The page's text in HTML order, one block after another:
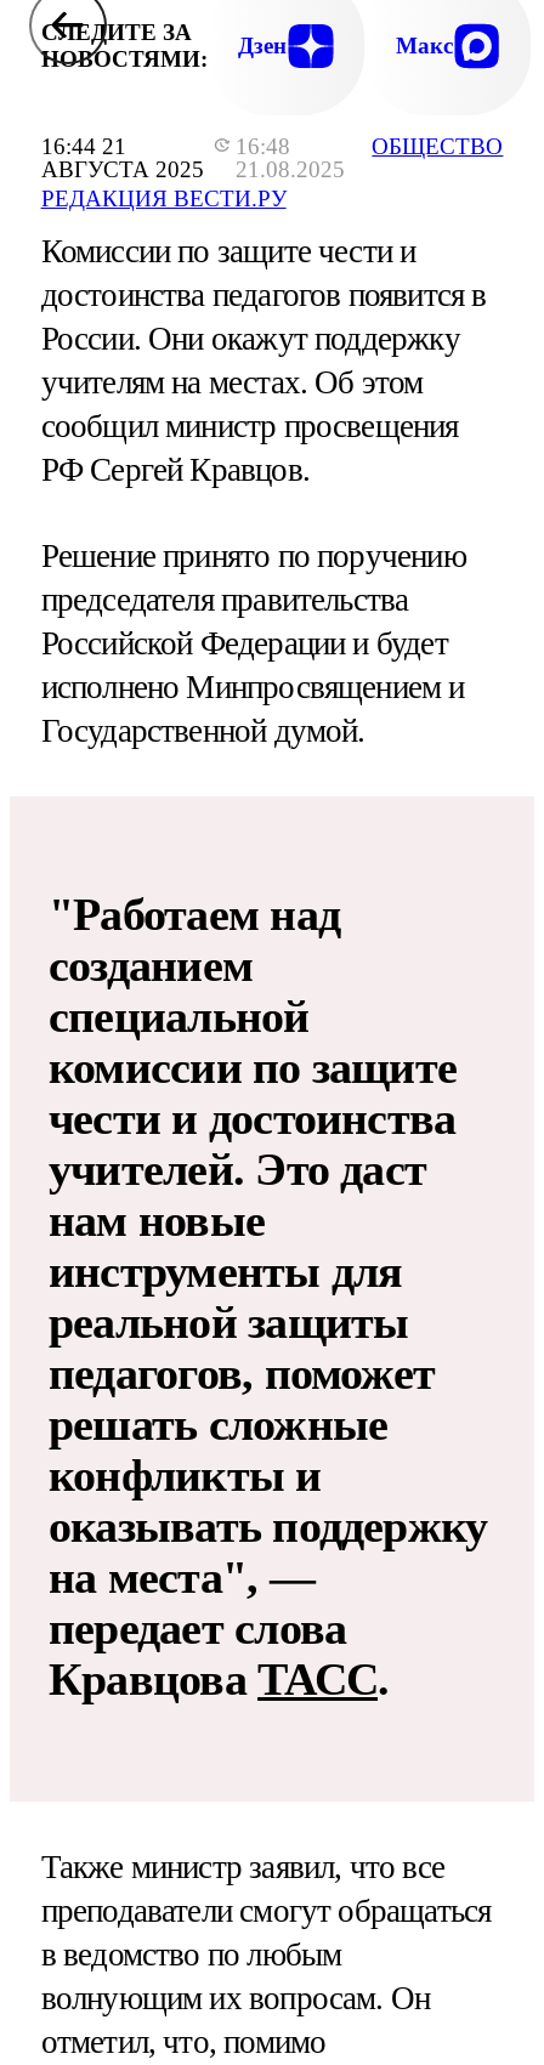
16:44 21
АВГУСТА 2025
16:48
21.08.2025
РЕДАКЦИЯ ВЕСТИ.РУ
ОБЩЕСТВО
СЛЕДИТЕ ЗА
НОВОСТЯМИ:
Дзен Макс
Комиссии по защите чести и
достоинства педагогов появится в
России. Они окажут поддержку
учителям на местах. Об этом
сообщил министр просвещения
РФ Сергей Кравцов.
Решение принято по поручению
председателя правительства
Российской Федерации и будет
исполнено Минпросвящением и
Государственной думой.
"Работаем над
созданием
специальной
комиссии по защите
чести и достоинства
учителей. Это даст
нам новые
инструменты для
реальной защиты
педагогов, поможет
решать сложные
конфликты и
оказывать поддержку
на места", —
передает слова
КравцоваТАСС.
Также министр заявил, что все
преподаватели смогут обращаться
в ведомство по любым
волнующим их вопросам. Он
отметил, что, помимо